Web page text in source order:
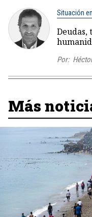
Situación
Deudas,
Por:
Más